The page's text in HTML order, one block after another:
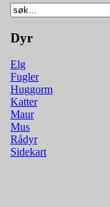
Dyr
Elg
Fugler
Huggorm
Katter
Maur
Mus
Rådyr
Sidekart